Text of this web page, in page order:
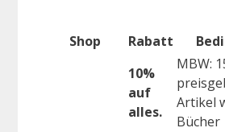
Shop Rabatt
10%
auf
alles.
MBW:
Artikel
Bücher